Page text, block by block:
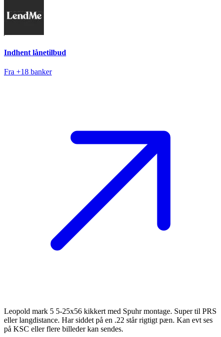
Indhent lånetilbud
Fra +18 banker
Leopold mark 5 5-25x56 kikkert med Spuhr montage. Super til PRS
eller langdistance. Har siddet på en .22 står rigtigt pæn. Kan evt ses
på KSC eller flere billeder kan sendes.